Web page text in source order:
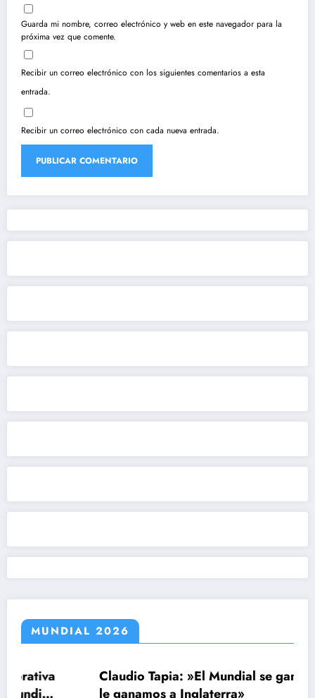
Guarda mi nombre, correo electrónico y web en este navegador para la
próxima vez que comente.
Recibir un correo electrónico con los siguientes comentarios a esta
entrada.
Recibir un correo electrónico con cada nueva entrada.
MUNDIAL 2026
Claudio Tapia: »El Mundial se ganó cuando
le ganamos a Inglaterra»